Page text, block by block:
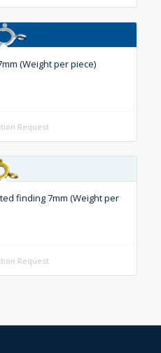
(Weight per piece)
Request
finding 7mm (Weight per
Request